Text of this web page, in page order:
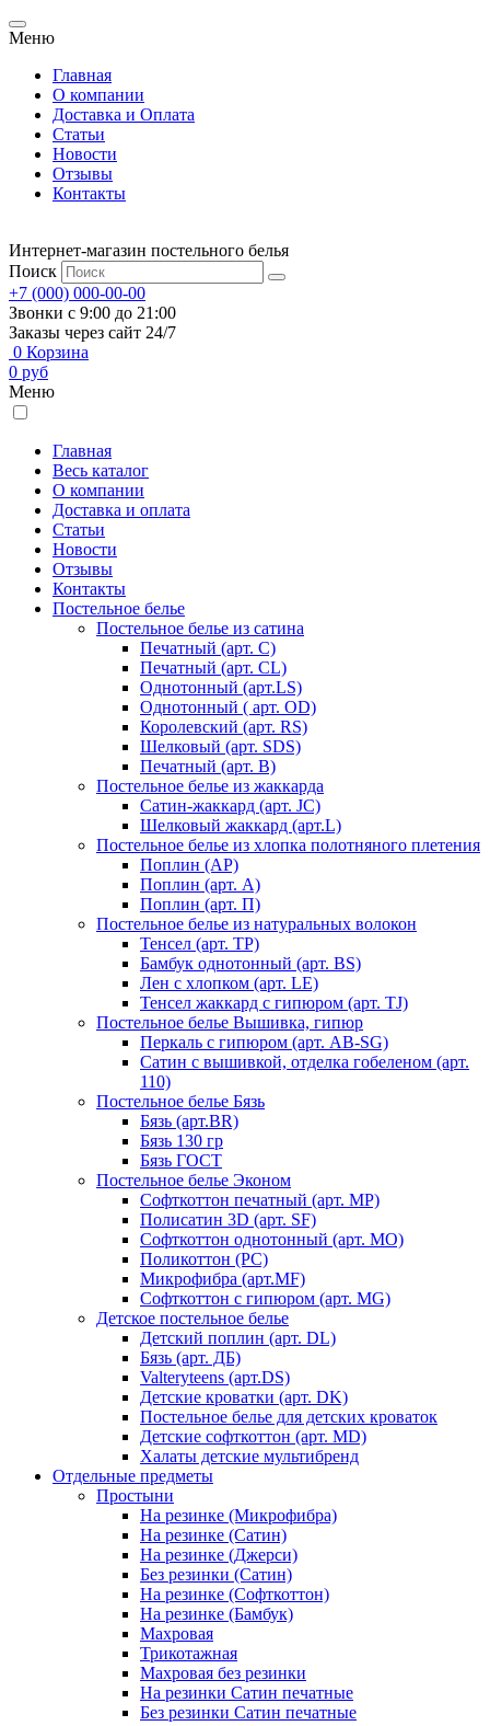
Меню
Главная
О компании
Доставка и Оплата
Статьи
Новости
Отзывы
Контакты
Интернет-магазин постельного белья
Поиск
+7 (000) 000-00-00
Звонки с 9:00 до 21:00
Заказы через сайт 24/7
0 Корзина
0 руб
Меню
Главная
Весь каталог
О компании
Доставка и оплата
Статьи
Новости
Отзывы
Контакты
Постельное белье
Постельное белье из сатина
Печатный (арт. С)
Печатный (арт. СL)
Однотонный (арт.LS)
Однотонный ( арт. OD)
Королевский (арт. RS)
Шелковый (арт. SDS)
Печатный (арт. В)
Постельное белье из жаккарда
Сатин-жаккард (арт. JC)
Шелковый жаккард (арт.L)
Постельное белье из хлопка полотняного плетения
Поплин (AP)
Поплин (арт. А)
Поплин (арт. П)
Постельное белье из натуральных волокон
Тенсел (арт. ТР)
Бамбук однотонный (арт. BS)
Лен с хлопком (арт. LE)
Тенсел жаккард с гипюром (арт. TJ)
Постельное белье Вышивка, гипюр
Перкаль с гипюром (арт. AB-SG)
Сатин с вышивкой, отделка гобеленом (арт.
110)
Постельное белье Бязь
Бязь (арт.BR)
Бязь 130 гр
Бязь ГОСТ
Постельное белье Эконом
Софткоттон печатный (арт. MР)
Полисатин 3D (арт. SF)
Софткоттон однотонный (арт. MO)
Поликоттон (PC)
Микрофибра (арт.MF)
Софткоттон с гипюром (арт. MG)
Детское постельное белье
Детский поплин (арт. DL)
Бязь (арт. ДБ)
Valteryteens (арт.DS)
Детские кроватки (арт. DK)
Постельное белье для детских кроваток
Детские софткоттон (арт. MD)
Халаты детские мультибренд
Отдельные предметы
Простыни
На резинке (Микрофибра)
На резинке (Сатин)
На резинке (Джерси)
Без резинки (Сатин)
На резинке (Софткоттон)
На резинке (Бамбук)
Махровая
Трикотажная
Махровая без резинки
На резинки Сатин печатные
Без резинки Сатин печатные